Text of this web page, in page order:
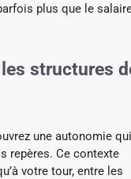
plus que le
structures
une autonomie qui
repères. Ce contexte
votre tour, entre les